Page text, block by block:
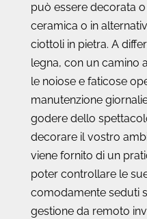
può essere decorata
ceramica o in
ciottoli in pietra. A
legna, con un camino
le noiose e faticose
manutenzione
godere dello
decorare il vostro
viene fornito di un
poter controllare le
comodamente seduti
gestione da remoto